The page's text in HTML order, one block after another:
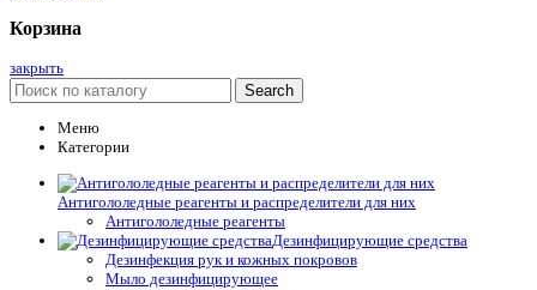
Корзина
закрыть
Search
Меню
Категории
Антигололедные реагенты и распределители для них
Антигололедные реагенты
Дезинфицирующие средства
Дезинфекция рук и кожных покровов
Мыло дезинфицирующее